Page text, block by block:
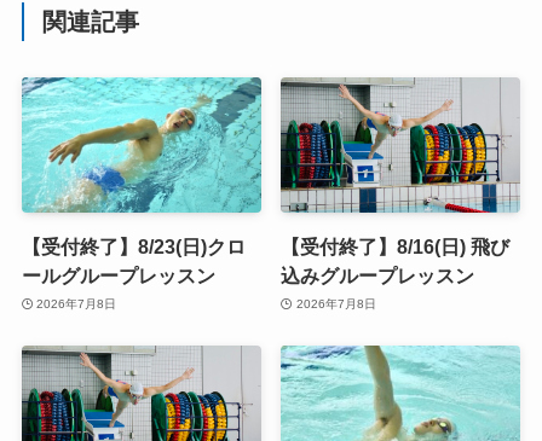
関連記事
【受付終了】8/23(日)クロ
ールグループレッスン
2026年7月8日
【受付終了】8/16(日) 飛び
込みグループレッスン
2026年7月8日